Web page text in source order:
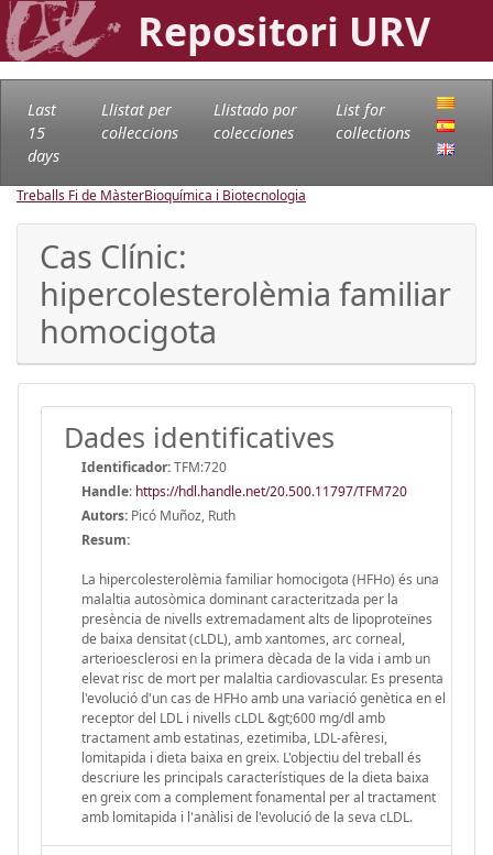
Repositori URV
Last
15
days
Llistat per
col·leccions
Llistado por
colecciones
List for
collections
Treballs Fi de MàsterBioquímica i Biotecnologia
Cas Clínic:
hipercolesterolèmia familiar
homocigota
Dades identificatives
Identificador:TFM:720
Handle: https://hdl.handle.net/20.500.11797/TFM720
Autors: Picó Muñoz, Ruth
Resum:
La hipercolesterolèmia familiar homocigota (HFHo) és una
malaltia autosòmica dominant caracteritzada per la
presència de nivells extremadament alts de lipoproteïnes
de baixa densitat (cLDL), amb xantomes, arc corneal,
arterioesclerosi en la primera dècada de la vida i amb un
elevat risc de mort per malaltia cardiovascular. Es presenta
l'evolució d'un cas de HFHo amb una variació genètica en el
receptor del LDL i nivells cLDL &gt;600 mg/dl amb
tractament amb estatinas, ezetimiba, LDL-afèresi,
lomitapida i dieta baixa en greix. L'objectiu del treball és
descriure les principals característiques de la dieta baixa
en greix com a complement fonamental per al tractament
amb lomitapida i l'anàlisi de l'evolució de la seva cLDL.